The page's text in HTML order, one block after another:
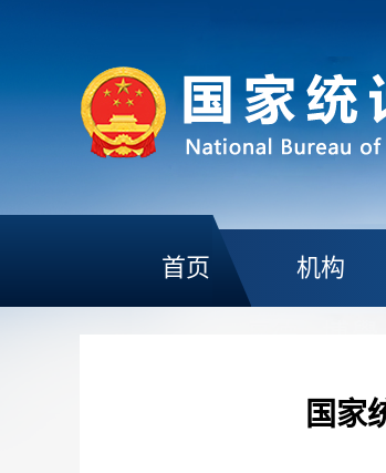
首页 机构
国家